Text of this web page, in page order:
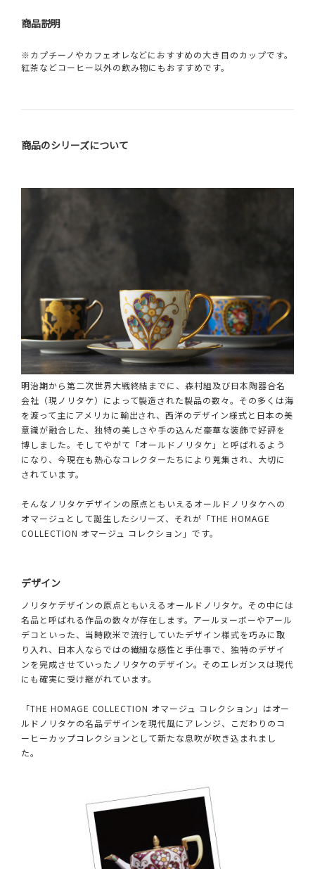
商品説明
※カプチーノやカフェオレなどにおすすめの大き目のカップです。
紅茶などコーヒー以外の飲み物にもおすすめです。
商品のシリーズについて
明治期から第二次世界大戦終結までに、森村組及び日本陶器合名
会社（現ノリタケ）によって製造された製品の数々。その多くは海
を渡って主にアメリカに輸出され、西洋のデザイン様式と日本の美
意識が融合した、独特の美しさや手の込んだ豪華な装飾で好評を
博しました。そしてやがて「オールドノリタケ」と呼ばれるよう
になり、今現在も熱心なコレクターたちにより蒐集され、大切に
されています。
そんなノリタケデザインの原点ともいえるオールドノリタケへの
オマージュとして誕生したシリーズ、それが「THE HOMAGE
COLLECTION オマージュ コレクション」です。
デザイン
ノリタケデザインの原点ともいえるオールドノリタケ。その中には
名品と呼ばれる作品の数々が存在します。アールヌーボーやアール
デコといった、当時欧米で流行していたデザイン様式を巧みに取
り入れ、日本人ならではの繊細な感性と手仕事で、独特のデザイ
ンを完成させていったノリタケのデザイン。そのエレガンスは現代
にも確実に受け継がれています。
「THE HOMAGE COLLECTION オマージュ コレクション」はオー
ルドノリタケの名品デザインを現代風にアレンジ、こだわりのコ
ーヒーカップコレクションとして新たな息吹が吹き込まれまし
た。